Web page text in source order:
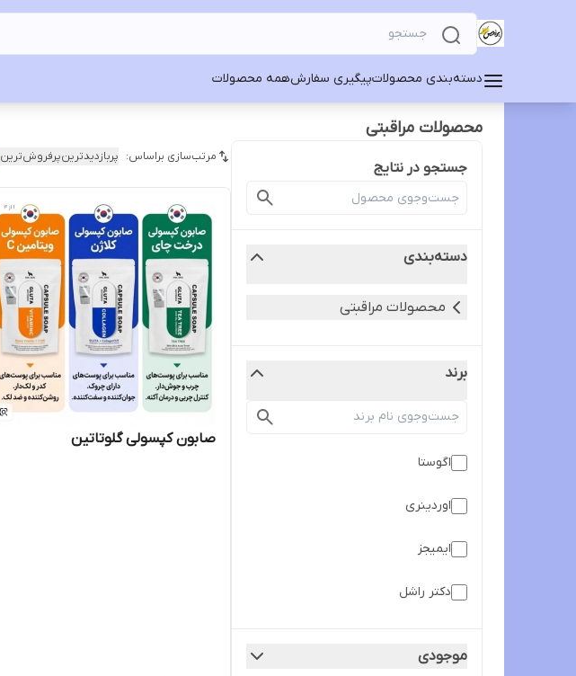
دسته‌بندی محصولاتپیگیری سفارشهمه محصولات
محصولات مراقبتی
جستجو در نتایج
دسته‌بندی
محصولات مراقبتی
برند
اگوستا
اوردینری
ایمیجز
دکتر راشل
موجودی
مرتب‌سازی براساس: پربازدیدترینپرفروش‌ترین
صابون کپسولی گلوتاتین